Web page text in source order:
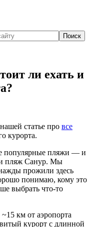
ли ехать и
статье про все
курорта.
популярные пляжи — и
и пляж Санур. Мы
прожили здесь
понимаю, кому это
выбрать что-то
км от аэропорта
курорт с длинной